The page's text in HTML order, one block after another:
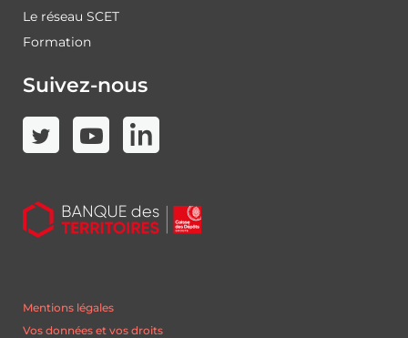
Le réseau SCET
Formation
Suivez-nous
Mentions légales
Vos données et vos droits